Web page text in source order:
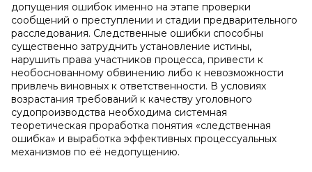
допущения ошибок именно на этапе проверки
сообщений о преступлении и стадии предварительного
расследования. Следственные ошибки способны
существенно затруднить установление истины,
нарушить права участников процесса, привести к
необоснованному обвинению либо к невозможности
привлечь виновных к ответственности. В условиях
возрастания требований к качеству уголовного
судопроизводства необходима системная
теоретическая проработка понятия «следственная
ошибка» и выработка эффективных процессуальных
механизмов по её недопущению.